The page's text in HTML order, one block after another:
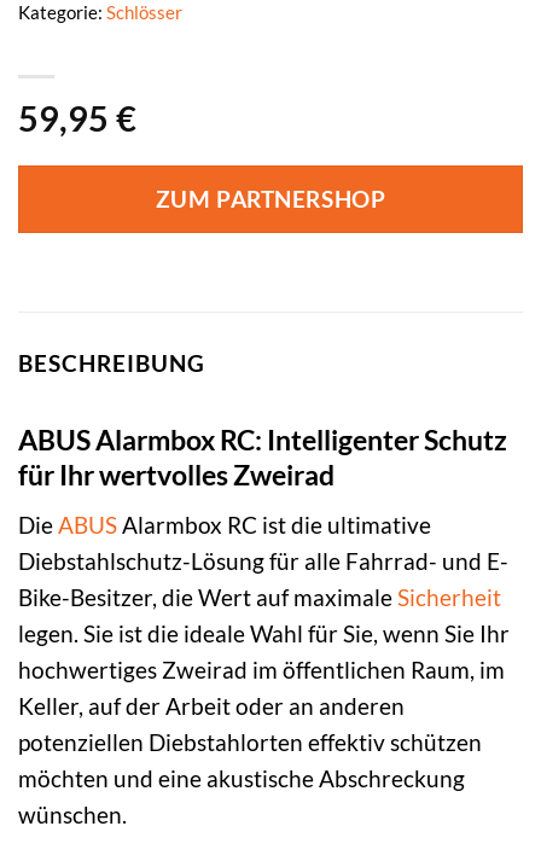
59,95 €
ZUM PARTNERSHOP
Kategorie: Schlösser
BESCHREIBUNG
ABUS Alarmbox RC: Intelligenter Schutz
für Ihr wertvolles Zweirad
DieABUSAlarmbox RC ist die ultimative
Diebstahlschutz-Lösung für alle Fahrrad- und E-
Bike-Besitzer, die Wert auf maximaleSicherheit
legen. Sie ist die ideale Wahl für Sie, wenn Sie Ihr
hochwertiges Zweirad im öffentlichen Raum, im
Keller, auf der Arbeit oder an anderen
potenziellen Diebstahlorten effektiv schützen
möchten und eine akustische Abschreckung
wünschen.